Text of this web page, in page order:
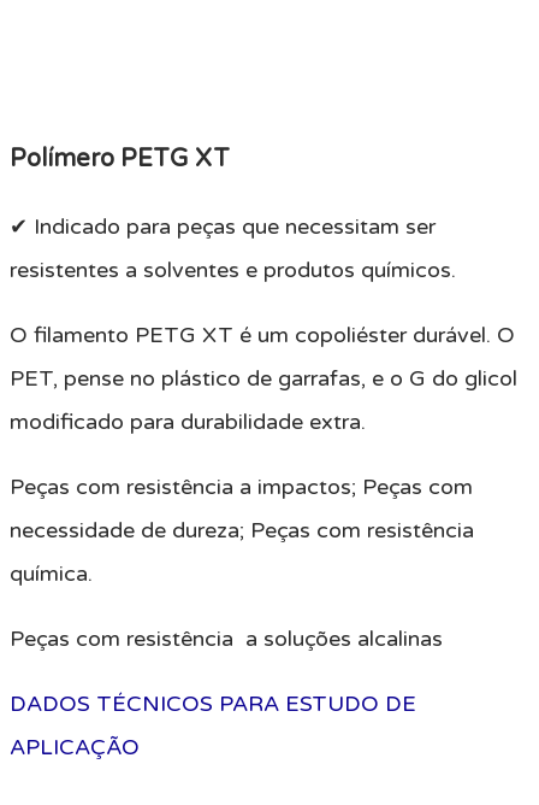
Polímero PETG XT
✔ Indicado para peças que necessitam ser
resistentes a solventes e produtos químicos.
O filamento PETG XT é um copoliéster durável. O
PET, pense no plástico de garrafas, e o G do glicol
modificado para durabilidade extra.
Peças com resistência a impactos; Peças com
necessidade de dureza; Peças com resistência
química.
Peças com resistência a soluções alcalinas
DADOS TÉCNICOS PARA ESTUDO DE
APLICAÇÃO